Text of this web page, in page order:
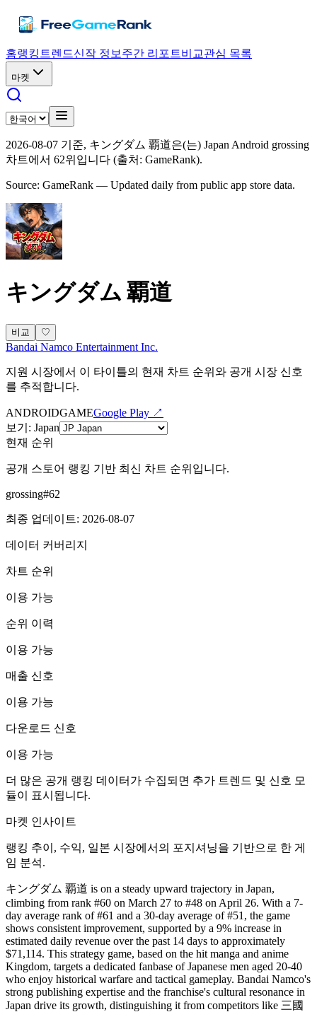
홈랭킹 트렌드신작 정보 주간 리포트비교관심 목록
마켓
2026-08-07 기준, キングダム 覇道은(는) Japan Android grossing
차트에서 62위입니다 (출처: GameRank).
Source: GameRank — Updated daily from public app store data.
キングダム 覇道
비교 ♡
Bandai Namco Entertainment Inc.
지원 시장에서 이 타이틀의 현재 차트 순위와 공개 시장 신호
를 추적합니다.
ANDROIDGAMEGoogle Play ↗
보기 : Japan
현재 순위
공개 스토어 랭킹 기반 최신 차트 순위입니다.
grossing#62
최종 업데이트: 2026-08-07
데이터 커버리지
차트 순위
이용 가능
순위 이력
이용 가능
매출 신호
이용 가능
다운로드 신호
이용 가능
더 많은 공개 랭킹 데이터가 수집되면 추가 트렌드 및 신호 모
듈이 표시됩니다.
마켓 인사이트
랭킹 추이, 수익, 일본 시장에서의 포지셔닝을 기반으로 한 게
임 분석.
キングダム 覇道 is on a steady upward trajectory in Japan,
climbing from rank #60 on March 27 to #48 on April 26. With a 7-
day average rank of #61 and a 30-day average of #51, the game
shows consistent improvement, supported by a 9% increase in
estimated daily revenue over the past 14 days to approximately
$71,114. This strategy game, based on the hit manga and anime
Kingdom, targets a dedicated fanbase of Japanese men aged 20-40
who enjoy historical warfare and tactical gameplay. Bandai Namco's
strong publishing expertise and the franchise's cultural resonance in
Japan drive its growth, distinguishing it from competitors like 三國